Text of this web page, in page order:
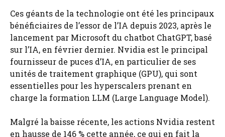
Ces géants de la technologie ont été les principaux
bénéficiaires de l’essor de l’IA depuis 2023, après le
lancement par Microsoft du chatbot ChatGPT, basé
sur l’IA, en février dernier. Nvidia est le principal
fournisseur de puces d’IA, en particulier de ses
unités de traitement graphique (GPU), qui sont
essentielles pour les hyperscalers prenant en
charge la formation LLM (Large Language Model).
Malgré la baisse récente, les actions Nvidia restent
en hausse de 146 % cette année, ce qui en fait la